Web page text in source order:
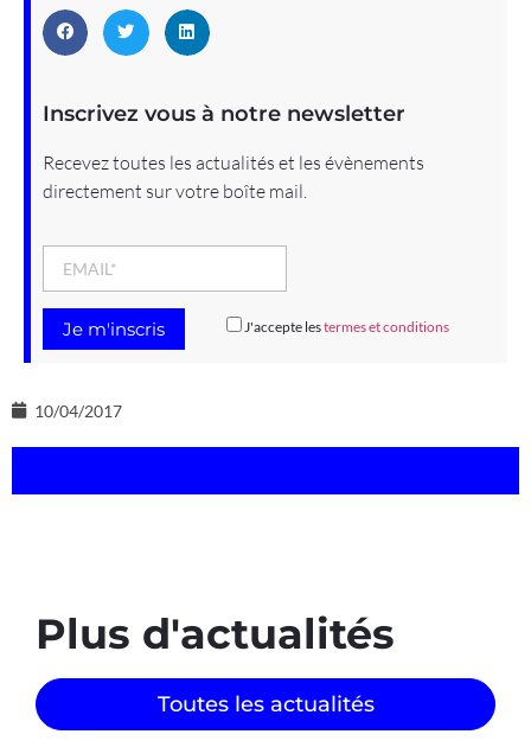
Inscrivez vous à notre newsletter
Recevez toutes les actualités et les évènements
directement sur votre boîte mail.
J'accepte lestermes et conditions
10/04/2017
Plus d'actualités
Toutes les actualités